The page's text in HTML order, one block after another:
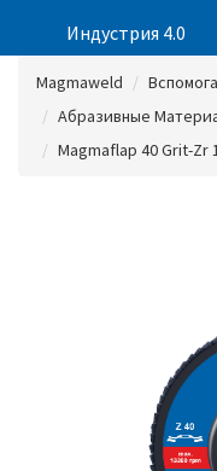
Индустрия 4.0
Magmaweld
Абразивные
Magmaflap 40 Grit-Zr